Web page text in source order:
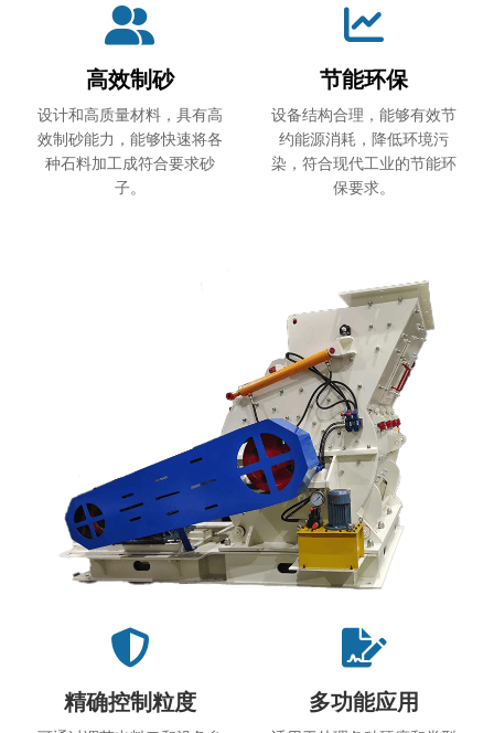
高效制砂
设计和高质量材料，具有高
效制砂能力，能够快速将各
种石料加工成符合要求砂
子。
节能环保
设备结构合理，能够有效节
约能源消耗，降低环境污
染，符合现代工业的节能环
保要求。
精确控制粒度 多功能应用